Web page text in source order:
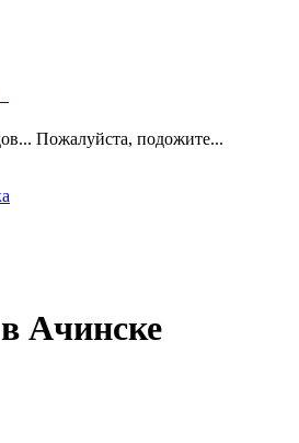
Пожалуйста, подожите...
Ачинске